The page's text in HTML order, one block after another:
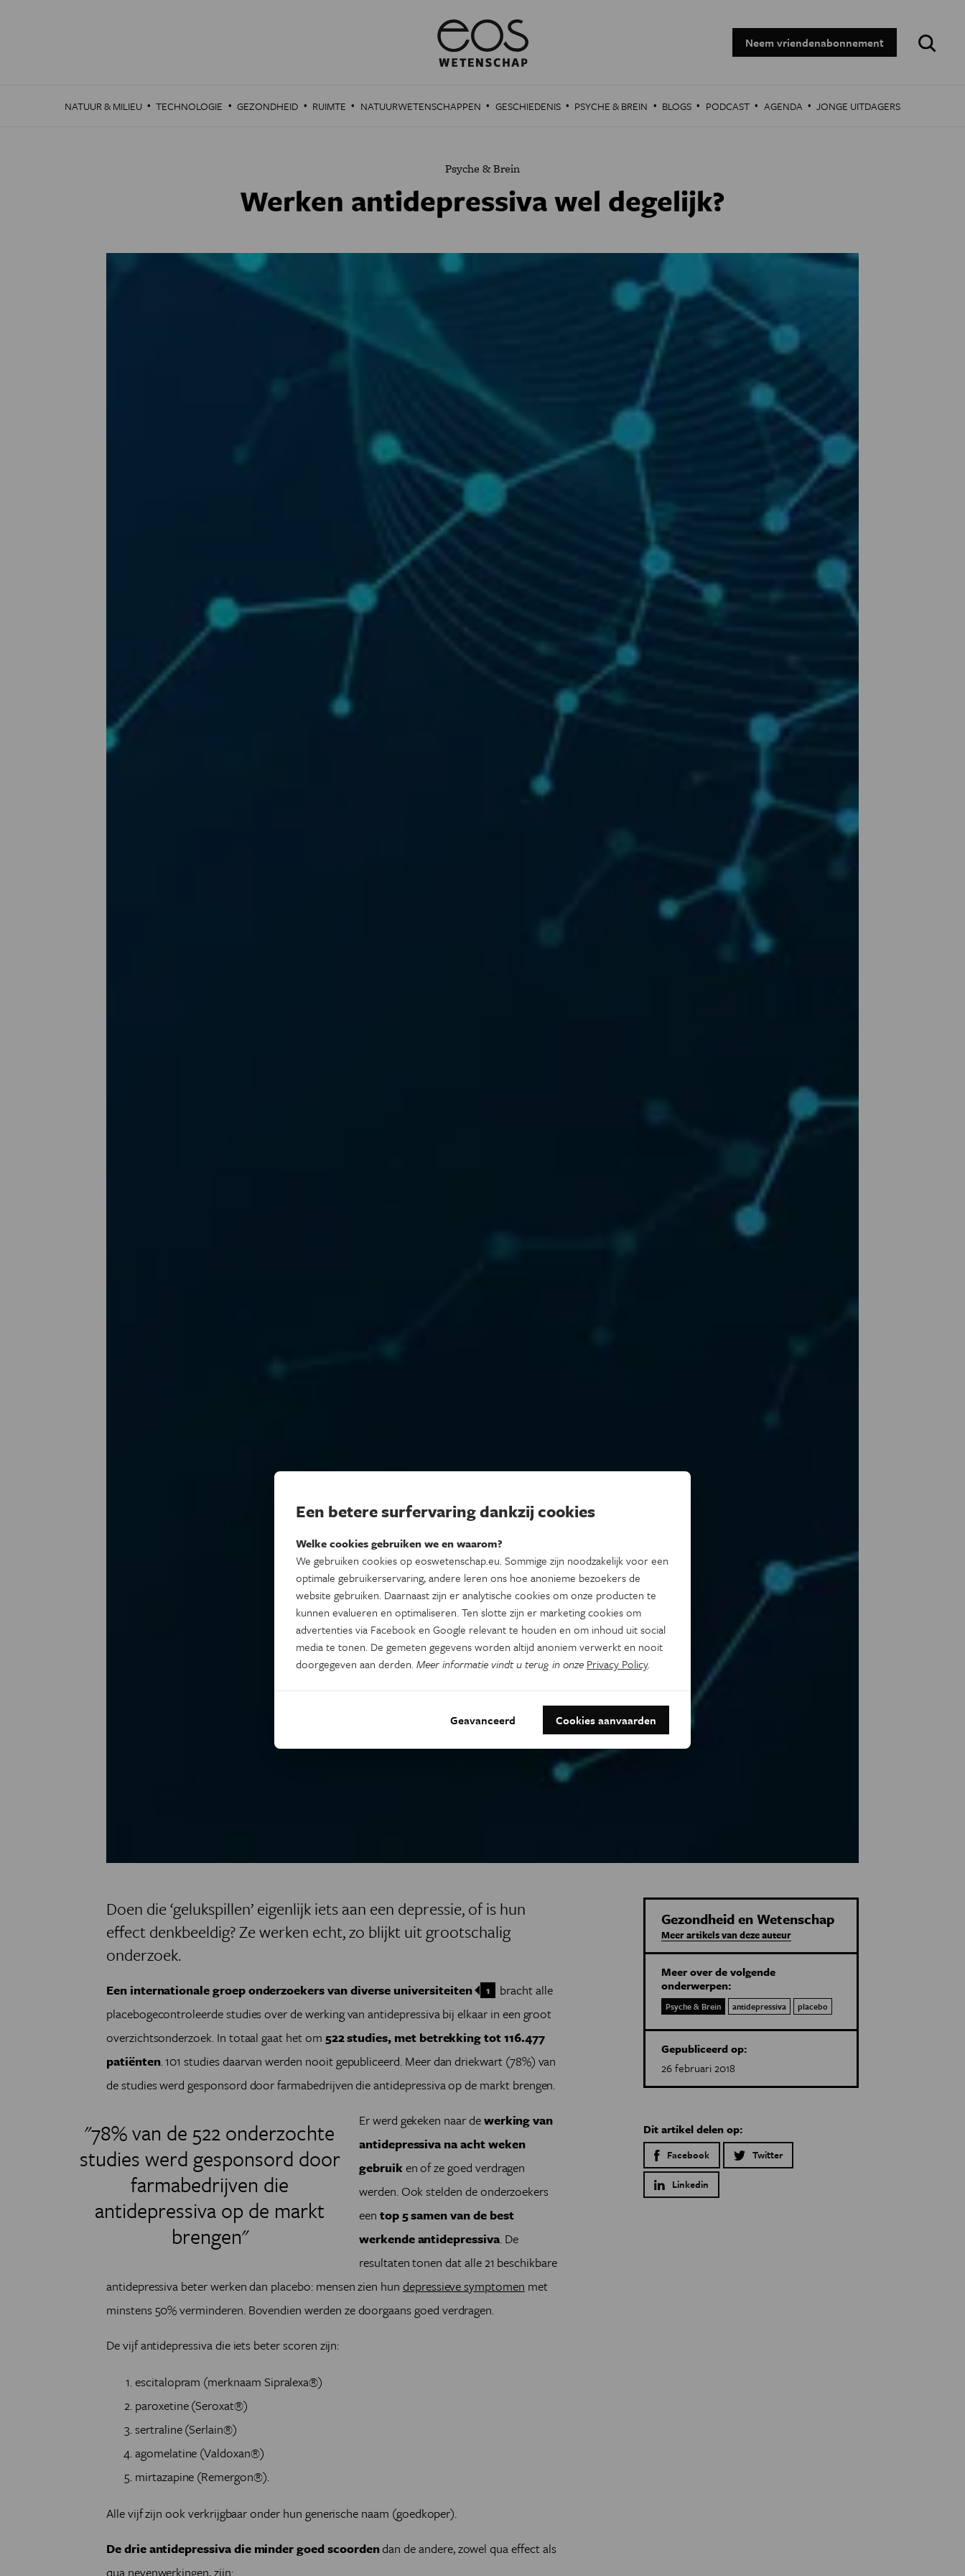
Neem vriendenabonnement
Zoeken:
NATUUR & MILIEU · TECHNOLOGIE · GEZONDHEID · RUIMTE · NATUURWETENSCHAPPEN · GESCHIEDENIS · PSYCHE & BREIN · BLOGS · PODCAST · AGENDA · JONGE UITDAGERS
Psyche & Brein
Werken antidepressiva wel degelijk?
Doen die ‘gelukspillen’ eigenlijk iets aan een depressie, of is hun
effect denkbeeldig? Ze werken echt, zo blijkt uit grootschalig
onderzoek.
Een internationale groep onderzoekers van diverse universiteiten 1
bracht alle
placebogecontroleerde studies over de werking van antidepressiva bij elkaar in een groot
overzichtsonderzoek. In totaal gaat het om 522 studies, met betrekking tot 116.477
patiënten. 101 studies daarvan werden nooit gepubliceerd. Meer dan driekwart (78%) van
de studies werd gesponsord door farmabedrijven die antidepressiva op de markt brengen.
"78% van de 522 onderzochte
studies werd gesponsord door
farmabedrijven die
antidepressiva op de markt
brengen"
Er werd gekeken naar dewerking van
antidepressiva na acht weken
gebruiken of ze goed verdragen
werden. Ook stelden de onderzoekers
een top 5 samen van de best
werkende antidepressiva. De
resultaten tonen dat alle 21 beschikbare
antidepressiva beter werken dan placebo: mensen zien hun depressieve symptomen met
minstens 50% verminderen. Bovendien werden ze doorgaans goed verdragen.
De vijf antidepressiva die iets beter scoren zijn:
escitalopram (merknaam Sipralexa®)
paroxetine (Seroxat®)
sertraline (Serlain®)
agomelatine (Valdoxan®)
mirtazapine (Remergon®).
Alle vijf zijn ook verkrijgbaar onder hun generische naam (goedkoper).
De drie antidepressiva die minder goed scoordendan de andere, zowel qua effect als
qua nevenwerkingen, zijn:
Gezondheid en Wetenschap
Meer artikels van deze auteur
Meer over de volgende
onderwerpen:
Psyche & Brein antidepressiva placebo
Gepubliceerd op:
26 februari 2018
Dit artikel delen op:
Facebook Twitter
Linkedin
Een betere surfervaring dankzij cookies
Welke cookies gebruiken we en waarom?
We gebruiken cookies op eoswetenschap.eu. Sommige zijn noodzakelijk voor een
optimale gebruikerservaring, andere leren ons hoe anonieme bezoekers de
website gebruiken. Daarnaast zijn er analytische cookies om onze producten te
kunnen evalueren en optimaliseren. Ten slotte zijn er marketing cookies om
advertenties via Facebook en Google relevant te houden en om inhoud uit social
media te tonen. De gemeten gegevens worden altijd anoniem verwerkt en nooit
doorgegeven aan derden.Meer informatie vindt u terug in onze Privacy Policy.
Geavanceerd Cookies aanvaarden